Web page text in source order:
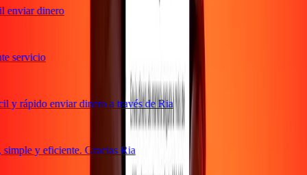
dinero
servicio
rápido enviar dinero a través de Ria
y eficiente. Gracias Ria